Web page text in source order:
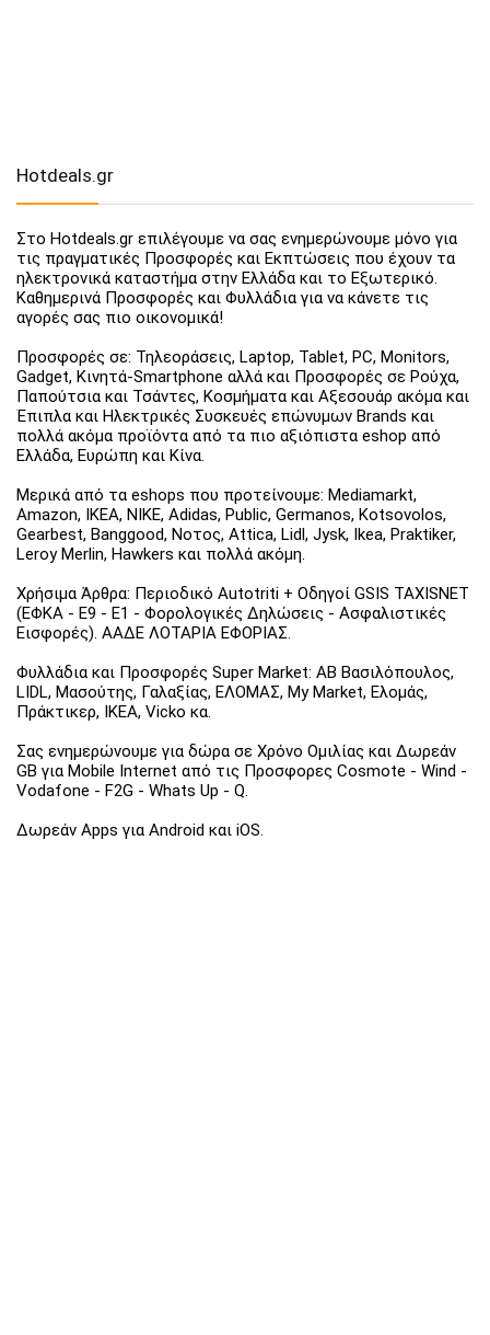
Hotdeals.gr
Στο Hotdeals.gr επιλέγουμε να σας ενημερώνουμε μόνο για
τις πραγματικές Προσφορές και Εκπτώσεις που έχουν τα
ηλεκτρονικά καταστήμα στην Ελλάδα και το Εξωτερικό.
Καθημερινά Προσφορές και Φυλλάδια για να κάνετε τις
αγορές σας πιο οικονομικά!
Προσφορές σε: Τηλεοράσεις, Laptop, Tablet, PC, Monitors,
Gadget, Κινητά-Smartphone αλλά και Προσφορές σε Ρούχα,
Παπούτσια και Τσάντες, Κοσμήματα και Αξεσουάρ ακόμα και
Έπιπλα και Ηλεκτρικές Συσκευές επώνυμων Brands και
πολλά ακόμα προϊόντα από τα πιο αξιόπιστα eshop από
Ελλάδα, Ευρώπη και Κίνα.
Μερικά από τα eshops που προτείνουμε: Mediamarkt,
Amazon, IKEA, NIKE, Adidas, Public, Germanos, Kotsovolos,
Gearbest, Banggood, Νοτος, Attica, Lidl, Jysk, Ikea, Praktiker,
Leroy Merlin, Hawkers και πολλά ακόμη.
Χρήσιμα Άρθρα: Περιοδικό Autotriti + Οδηγοί GSIS TAXISNET
(ΕΦΚΑ - Ε9 - Ε1 - Φορολογικές Δηλώσεις - Ασφαλιστικές
Εισφορές). ΑΑΔΕ ΛΟΤΑΡΙΑ ΕΦΟΡΙΑΣ.
Φυλλάδια και Προσφορές Super Market: ΑΒ Βασιλόπουλος,
LIDL, Μασούτης, Γαλαξίας, ΕΛΟΜΑΣ, My Market, Ελομάς,
Πράκτικερ, ΙΚΕΑ, Vicko κα.
Σας ενημερώνουμε για δώρα σε Χρόνο Ομιλίας και Δωρεάν
GB για Mobile Internet από τις Προσφορες Cosmote - Wind -
Vodafone - F2G - Whats Up - Q.
Δωρεάν Apps για Android και iOS.